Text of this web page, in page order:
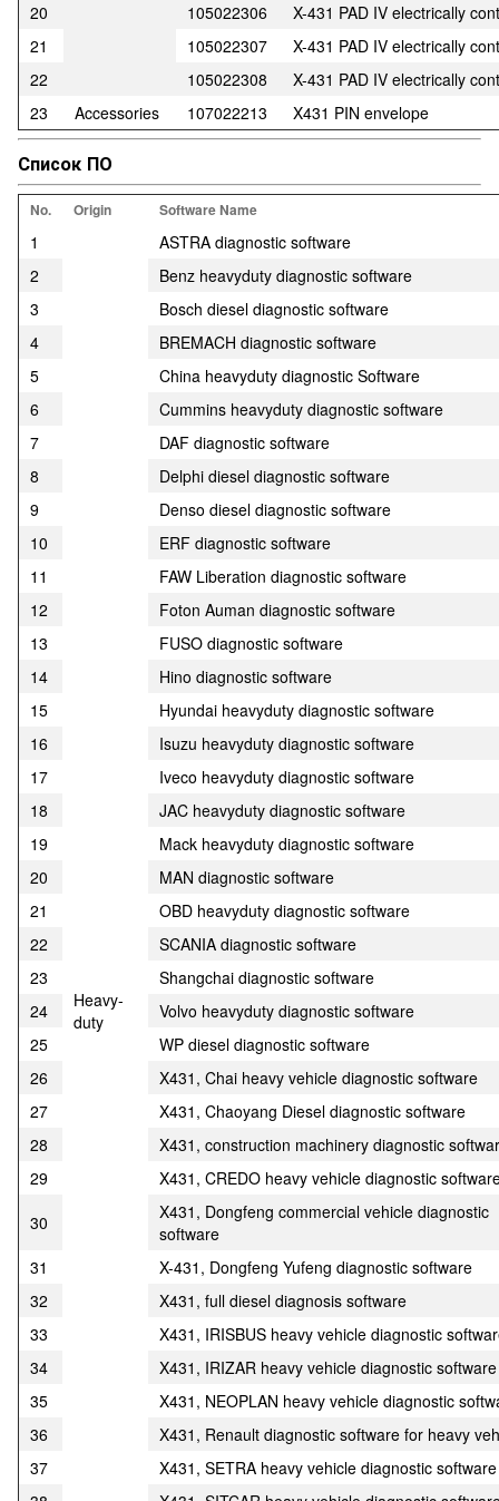
20
105022306
X-431 PAD IV electrically
21
105022307
X-431 PAD IV electrically
22
105022308
X-431 PAD IV electrically
23
Accessories 107022213 X431 PIN envelope
Список ПО
No. Origin Software Name
1
Heavy-
duty
ASTRA diagnostic software
2
Benz heavyduty diagnostic software
3
Bosch diesel diagnostic software
4
BREMACH diagnostic software
5
China heavyduty diagnostic Software
6
Cummins heavyduty diagnostic software
7
DAF diagnostic software
8
Delphi diesel diagnostic software
9
Denso diesel diagnostic software
10
ERF diagnostic software
11
FAW Liberation diagnostic software
12
Foton Auman diagnostic software
13
FUSO diagnostic software
14
Hino diagnostic software
15
Hyundai heavyduty diagnostic software
16
Isuzu heavyduty diagnostic software
17
Iveco heavyduty diagnostic software
18
JAC heavyduty diagnostic software
19
Mack heavyduty diagnostic software
20
MAN diagnostic software
21
OBD heavyduty diagnostic software
22
SCANIA diagnostic software
23
Shangchai diagnostic software
24
Volvo heavyduty diagnostic software
25
WP diesel diagnostic software
26
X431, Chai heavy vehicle diagnostic software
27
X431, Chaoyang Diesel diagnostic software
28
X431, construction machinery diagnostic
29
X431, CREDO heavy vehicle diagnostic
30
X431, Dongfeng commercial vehicle diagnostic
software
31
X-431, Dongfeng Yufeng diagnostic software
32
X431, full diesel diagnosis software
33
X431, IRISBUS heavy vehicle diagnostic
34
X431, IRIZAR heavy vehicle diagnostic software
35
X431, NEOPLAN heavy vehicle diagnostic
36
X431, Renault diagnostic software for heavy
37
X431, SETRA heavy vehicle diagnostic software